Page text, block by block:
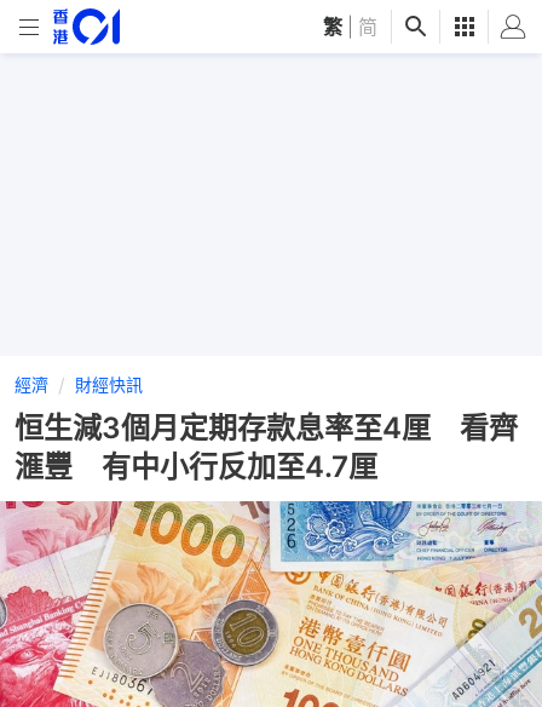
繁 简
經濟 財經快訊
恒生減3個月定期存款息率至4厘 看齊
滙豐 有中小行反加至4.7厘